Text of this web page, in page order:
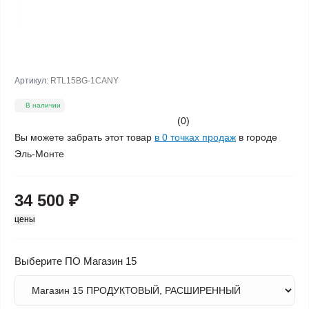
Артикул: RTL15BG-1CANY
В наличии
(0)
Вы можете забрать этот товар в 0 точках продаж в городе
Эль-Монте
34 500 ₽
цены
Выберите ПО Магазин 15